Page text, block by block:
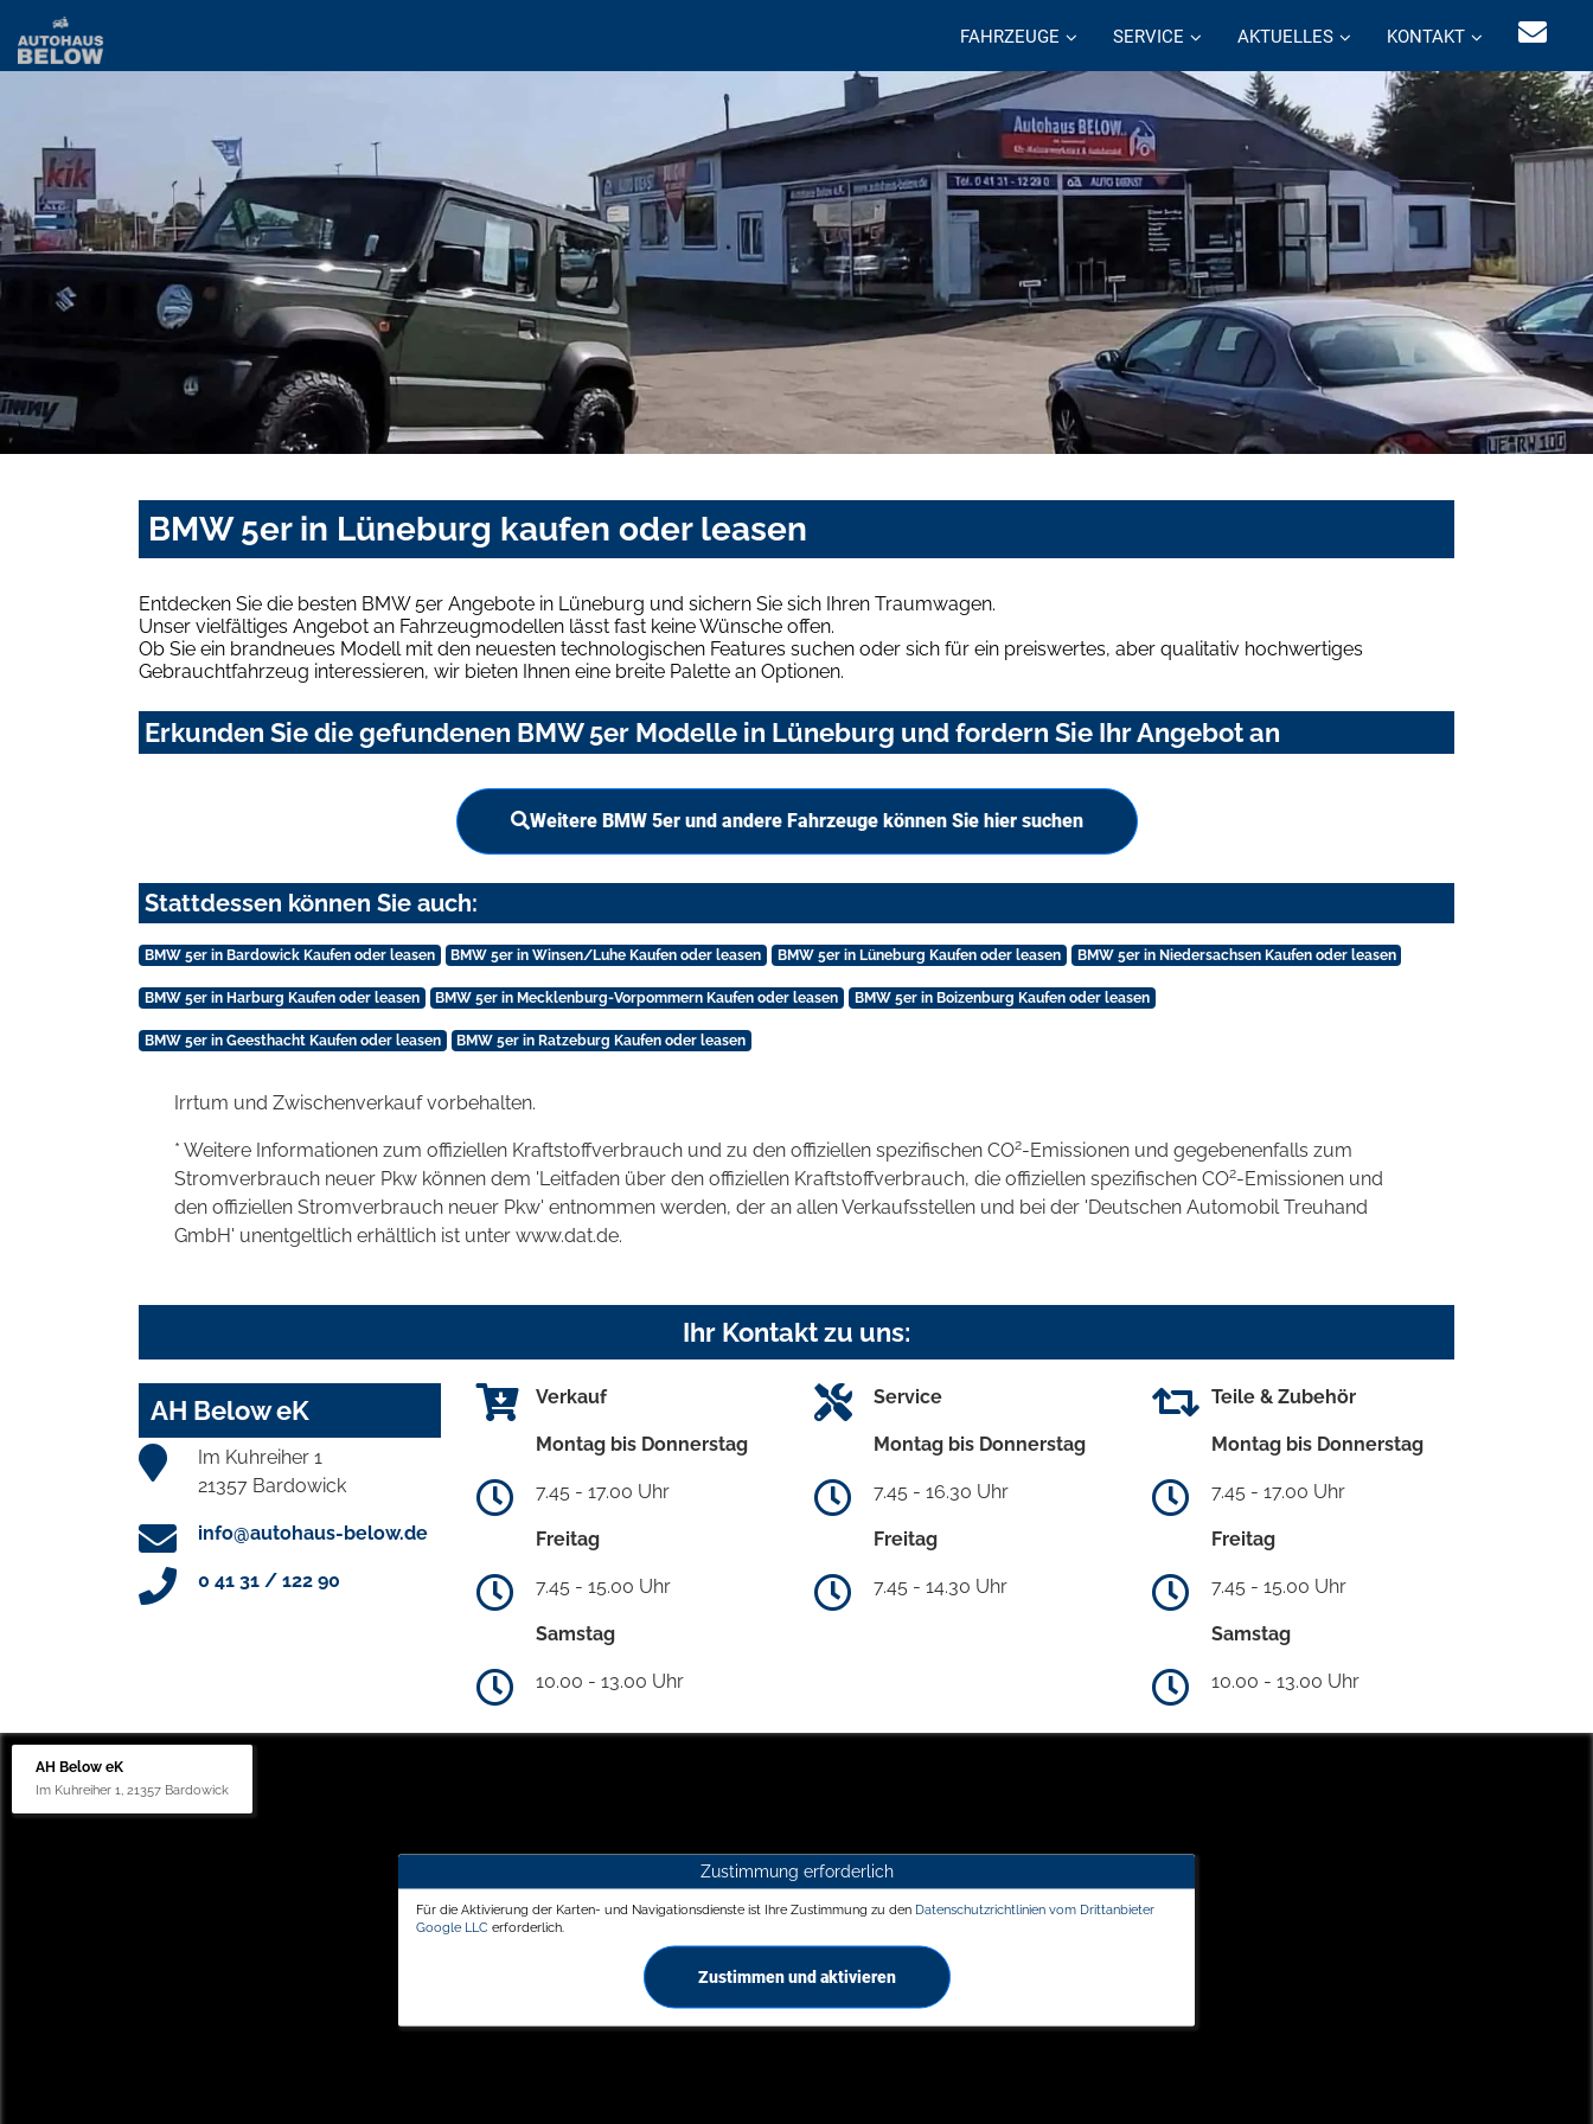
FAHRZEUGE SERVICE AKTUELLES KONTAKT
BMW 5er in Lüneburg kaufen oder leasen
Entdecken Sie die besten BMW 5er Angebote in Lüneburg und sichern Sie sich Ihren Traumwagen.
Unser vielfältiges Angebot an Fahrzeugmodellen lässt fast keine Wünsche offen.
Ob Sie ein brandneues Modell mit den neuesten technologischen Features suchen oder sich für ein preiswertes, aber qualitativ hochwertiges
Gebrauchtfahrzeug interessieren, wir bieten Ihnen eine breite Palette an Optionen.
Erkunden Sie die gefundenen BMW 5er Modelle in Lüneburg und fordern Sie Ihr Angebot an
Weitere BMW 5er und andere Fahrzeuge können Sie hier suchen
Stattdessen können Sie auch:
BMW 5er in Bardowick Kaufen oder leasen BMW 5er in Winsen/Luhe Kaufen oder leasen BMW 5er in Lüneburg Kaufen oder leasen BMW 5er in Niedersachsen Kaufen oder leasen
BMW 5er in Harburg Kaufen oder leasen BMW 5er in Mecklenburg-Vorpommern Kaufen oder leasen BMW 5er in Boizenburg Kaufen oder leasen
BMW 5er in Geesthacht Kaufen oder leasen BMW 5er in Ratzeburg Kaufen oder leasen
Irrtum und Zwischenverkauf vorbehalten.
* Weitere Informationen zum offiziellen Kraftstoffverbrauch und zu den offiziellen spezifischen CO2-Emissionen und gegebenenfalls zum
Stromverbrauch neuer Pkw können dem 'Leitfaden über den offiziellen Kraftstoffverbrauch, die offiziellen spezifischen CO2-Emissionen und
den offiziellen Stromverbrauch neuer Pkw' entnommen werden, der an allen Verkaufsstellen und bei der 'Deutschen Automobil Treuhand
GmbH' unentgeltlich erhältlich ist unter www.dat.de.
Ihr Kontakt zu uns:
AH Below eK
Im Kuhreiher 1
21357 Bardowick
info@autohaus-below.de
0 41 31 / 122 90
Verkauf
Montag bis Donnerstag
7.45 - 17.00 Uhr
Freitag
7.45 - 15.00 Uhr
Samstag
10.00 - 13.00 Uhr
Service
Montag bis Donnerstag
7.45 - 16.30 Uhr
Freitag
7.45 - 14.30 Uhr
Teile & Zubehör
Montag bis Donnerstag
7.45 - 17.00 Uhr
Freitag
7.45 - 15.00 Uhr
Samstag
10.00 - 13.00 Uhr
AH Below eK
Im Kuhreiher 1, 21357 Bardowick
Zustimmung erforderlich
Für die Aktivierung der Karten- und Navigationsdienste ist Ihre Zustimmung zu den Datenschutzrichtlinien vom Drittanbieter
Google LLC erforderlich.
Zustimmen und aktivieren